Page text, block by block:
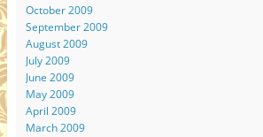
October 2009
September 2009
August 2009
July 2009
June 2009
May 2009
April 2009
March 2009